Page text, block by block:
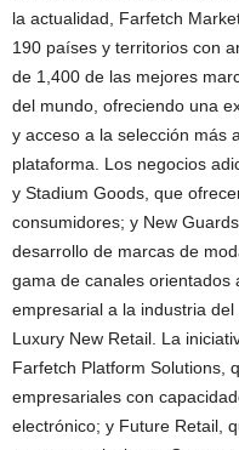
la actualidad, Farfetch
190 países y territorios con
de 1,400 de las mejores
del mundo, ofreciendo una
y acceso a la selección más
plataforma. Los negocios
y Stadium Goods, que
consumidores; y New
desarrollo de marcas de
gama de canales orientados
empresarial a la industria
Luxury New Retail. La
Farfetch Platform Solutions,
empresariales con
electrónico; y Future Retail,